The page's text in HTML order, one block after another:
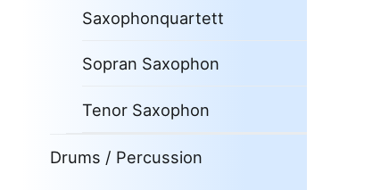
Saxophonquartett
Sopran Saxophon
Tenor Saxophon
Drums / Percussion